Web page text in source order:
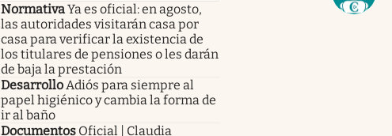
NormativaYa es oficial: en agosto,
las autoridades visitarán casa por
casa para verificar la existencia de
los titulares de pensiones o les darán
de baja la prestación
Desarrollo Adiós para siempre al
papel higiénico y cambia la forma de
ir al baño
Documentos Oficial | Claudia